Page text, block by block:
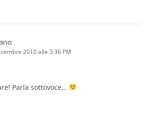
2010 alle 3:36 PM
Parla sottovoce…